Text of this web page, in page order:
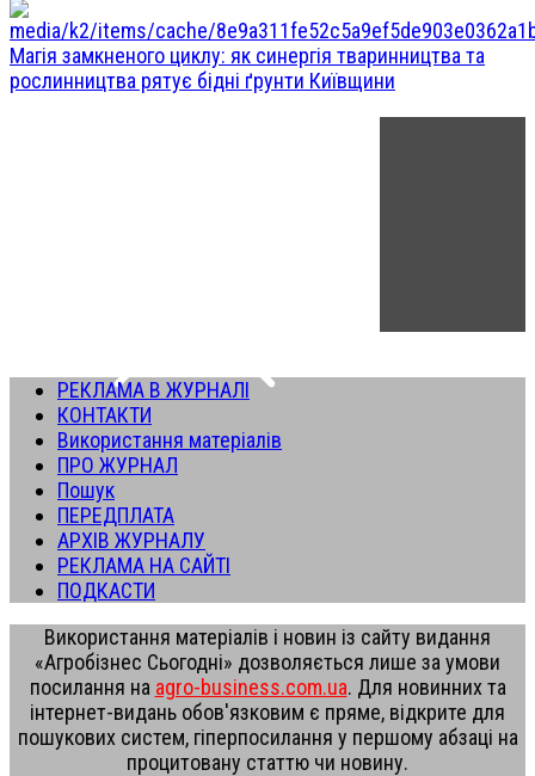
Магія замкненого циклу: як синергія тваринництва та
рослинництва рятує бідні ґрунти Київщини
РЕКЛАМА В ЖУРНАЛІ
КОНТАКТИ
Використання матеріалів
ПРО ЖУРНАЛ
Пошук
ПЕРЕДПЛАТА
АРХІВ ЖУРНАЛУ
РЕКЛАМА НА САЙТІ
ПОДКАСТИ
Використання матеріалів і новин із сайту видання
«Агробізнес Сьогодні» дозволяється лише за умови
посилання на agro-business.com.ua. Для новинних та
інтернет-видань обов'язковим є пряме, відкрите для
пошукових систем, гіперпосилання у першому абзаці на
процитовану статтю чи новину.